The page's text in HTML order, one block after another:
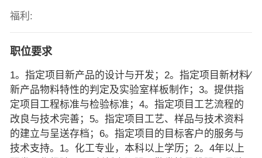
福利:
职位要求
1。指定项目新产品的设计与开发；2。指定项目新材料∕
新产品物料特性的判定及实验室样板制作；3。提供指
定项目工程标准与检验标准；4。指定项目工艺流程的
改良与技术完善；5。指定项目工艺、样品与技术资料
的建立与呈送存档；6。指定项目的目标客户的服务与
技术支持。1。化工专业，本科以上学历；2。4年以上